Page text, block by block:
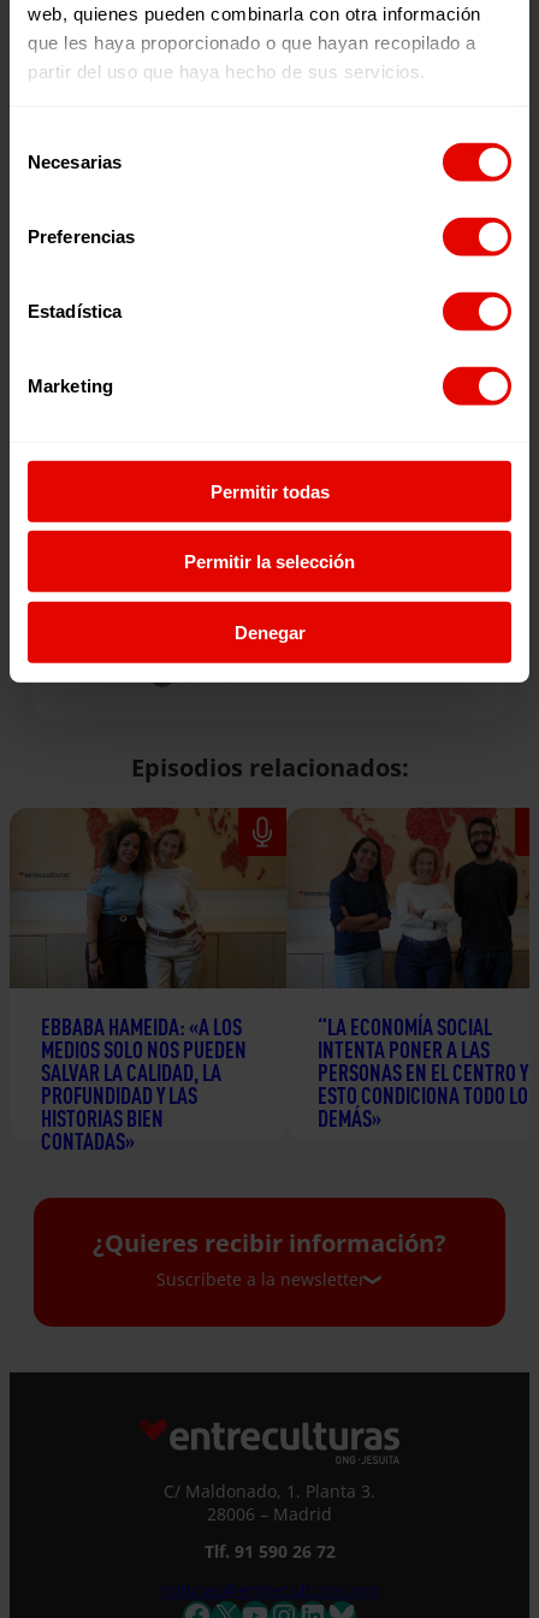
web, quienes pueden combinarla con otra información
que les haya proporcionado o que hayan recopilado a
partir del uso que haya hecho de sus servicios.
Necesarias
Preferencias
Estadística
Marketing
Permitir todas
Permitir la selección
Denegar
para abrir una ventana al exterior y reflexionar sobre
distintas realidades y causas en las que trabajamos. Los
episiodios se emiten todos los jueves en nuestro canal de
Youtube y en Spotify,Ivoox, Apple Podcast,Podimo
Episodios relacionados:
EBBABA HAMEIDA: «A LOS
MEDIOS SOLO NOS PUEDEN
SALVAR LA CALIDAD, LA
PROFUNDIDAD Y LAS
HISTORIAS BIEN
CONTADAS»
“LA ECONOMÍA SOCIAL
INTENTA PONER A LAS
PERSONAS EN EL CENTRO Y
ESTO CONDICIONA TODO LO
DEMÁS»
¿Quieres recibir información?
Suscríbete a la newsletter
Si quieres recibir nuestra newsletter mensual
y los correos puntuales en los que te
ofrecemos información, no dejes de completar
este formulario. Al instante, te daremos de
al tanto de todas las novedades.
C/ Maldonado, 1. Planta 3.
28006 – Madrid
Tlf. 91 590 26 72
noticias@entreculturas.org